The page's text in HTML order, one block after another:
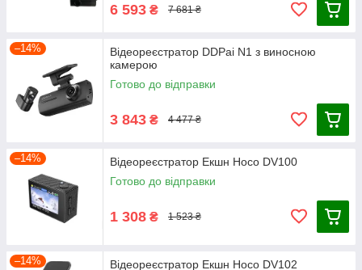
6 593 ₴ 7 681 ₴
–14%
Відеореєстратор DDPai N1 з виносною
камерою
Готово до відправки
3 843 ₴ 4 477 ₴
–14%
Відеореєстратор Екшн Hoco DV100
Готово до відправки
1 308 ₴ 1 523 ₴
–14%
Відеореєстратор Екшн Hoco DV102